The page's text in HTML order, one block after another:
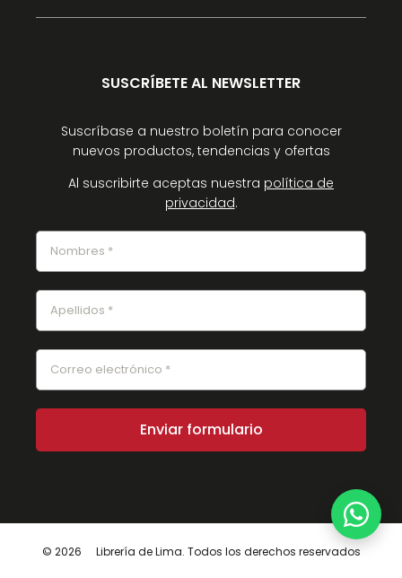
SUSCRÍBETE AL NEWSLETTER
Suscríbase a nuestro boletín para conocer
nuevos productos, tendencias y ofertas
Al suscribirte aceptas nuestra política de
privacidad.
© 2026 Librería de Lima. Todos los derechos reservados